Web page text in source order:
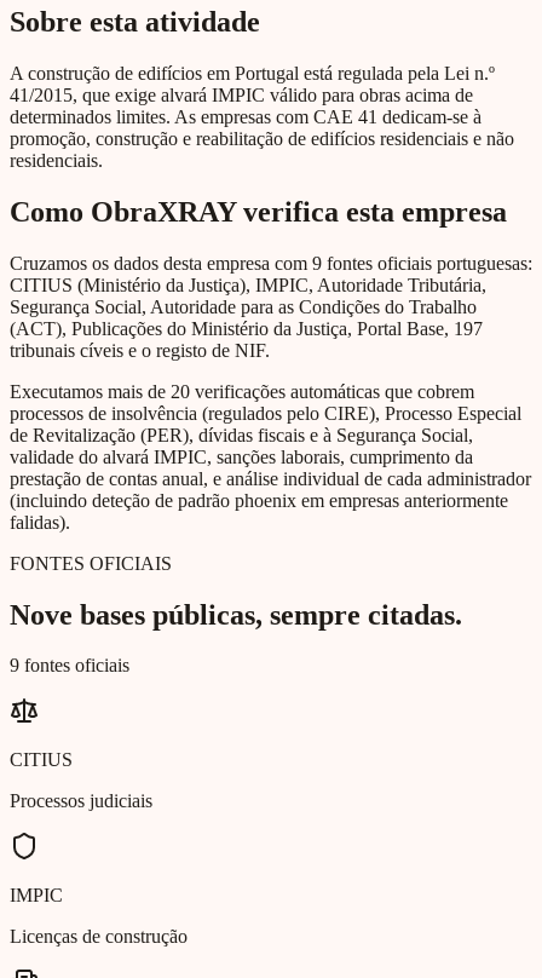
Sobre esta atividade
A construção de edifícios em Portugal está regulada pela Lei n.º
41/2015, que exige alvará IMPIC válido para obras acima de
determinados limites. As empresas com CAE 41 dedicam-se à
promoção, construção e reabilitação de edifícios residenciais e não
residenciais.
Como ObraXRAY verifica esta empresa
Cruzamos os dados desta empresa com 9 fontes oficiais portuguesas:
CITIUS (Ministério da Justiça), IMPIC, Autoridade Tributária,
Segurança Social, Autoridade para as Condições do Trabalho
(ACT), Publicações do Ministério da Justiça, Portal Base, 197
tribunais cíveis e o registo de NIF.
Executamos mais de 20 verificações automáticas que cobrem
processos de insolvência (regulados pelo CIRE), Processo Especial
de Revitalização (PER), dívidas fiscais e à Segurança Social,
validade do alvará IMPIC, sanções laborais, cumprimento da
prestação de contas anual, e análise individual de cada administrador
(incluindo deteção de padrão phoenix em empresas anteriormente
falidas).
FONTES OFICIAIS
Nove bases públicas, sempre citadas.
9 fontes oficiais
CITIUS
Processos judiciais
IMPIC
Licenças de construção